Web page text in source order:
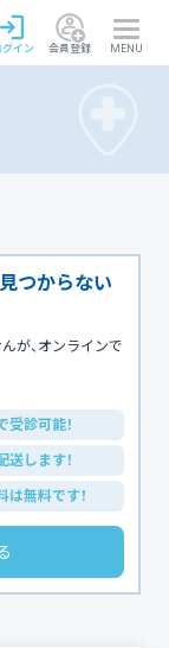
グイン 会員登録 MENU
つからない
が、オンラインで
診可能！
送します！
無料です！